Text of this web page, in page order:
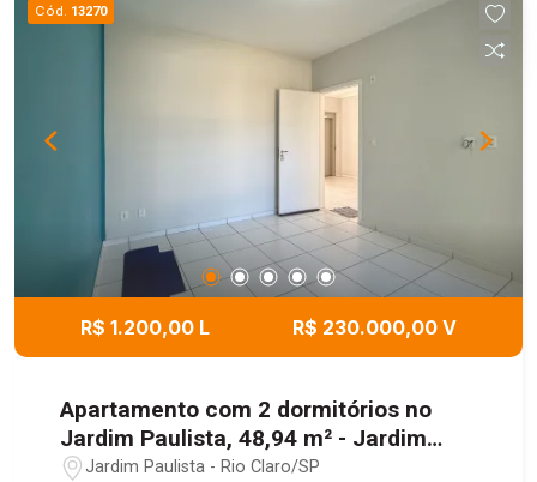
Cód. 13270
R$ 1.200,00 L R$ 230.000,00 V
Apartamento com 2 dormitórios no
Jardim Paulista, 48,94 m² - Jardim
Paulista
Jardim Paulista - Rio Claro/SP